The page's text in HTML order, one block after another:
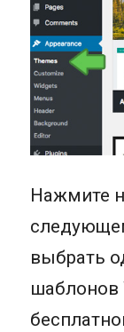
Нажмите
выбрать
шаблонов